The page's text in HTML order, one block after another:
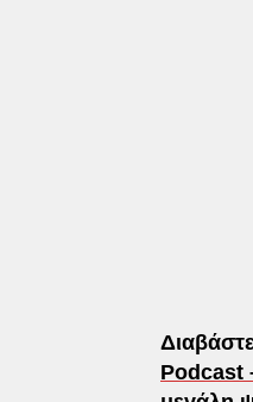
Podcast